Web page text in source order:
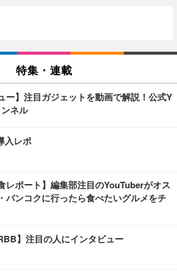
特集・連載
ー】注目ガジェットを動画で解説！公式Y
ネル
入レポ
レポート】編集部注目のYouTuberがオス
バンコクに行ったら食べたいグルメをチ
】注目の人にインタビュー